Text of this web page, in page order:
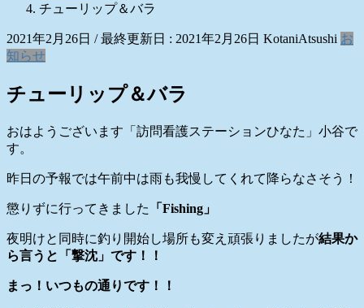
チューリップ＆バラ
2021年2月26日 / 最終更新日 : 2021年2月26日 KotaniAtsushi お
知らせ
チューリップ＆バラ
おはようございます「訪問看護ステーションひなた」小谷で
す。
昨日の予報では午前中は雨も我慢してくれて降らなさそう！
懲りずに行ってきました 「Fishing」
夜明けと同時に釣り開始し場所も変え頑張りましたが結果か
ら言うと「撃沈」です！！
まっ！いつもの通りです！！